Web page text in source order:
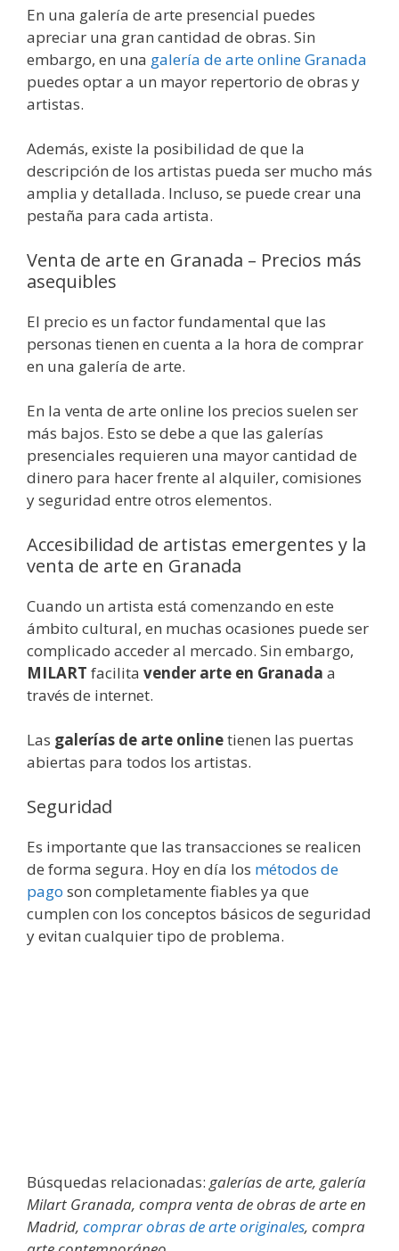
En una galería de arte presencial puedes
apreciar una gran cantidad de obras. Sin
embargo, en una galería de arte online Granada
puedes optar a un mayor repertorio de obras y
artistas.
Además, existe la posibilidad de que la
descripción de los artistas pueda ser mucho más
amplia y detallada. Incluso, se puede crear una
pestaña para cada artista.
Venta de arte en Granada – Precios más
asequibles
El precio es un factor fundamental que las
personas tienen en cuenta a la hora de comprar
en una galería de arte.
En la venta de arte online los precios suelen ser
más bajos. Esto se debe a que las galerías
presenciales requieren una mayor cantidad de
dinero para hacer frente al alquiler, comisiones
y seguridad entre otros elementos.
Accesibilidad de artistas emergentes y la
venta de arte en Granada
Cuando un artista está comenzando en este
ámbito cultural, en muchas ocasiones puede ser
complicado acceder al mercado. Sin embargo,
MILART facilita vender arte en Granada a
través de internet.
Las galerías de arte onlinetienen las puertas
abiertas para todos los artistas.
Seguridad
Es importante que las transacciones se realicen
de forma segura. Hoy en día los métodos de
pago son completamente fiables ya que
cumplen con los conceptos básicos de seguridad
y evitan cualquier tipo de problema.
Búsquedas relacionadas: galerías de arte, galería
Milart Granada, compra venta de obras de arte en
Madrid, comprar obras de arte originales, compra